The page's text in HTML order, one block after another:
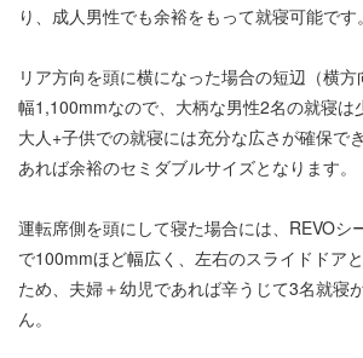
り、成人男性でも余裕をもって就寝可能です。
リア方向を頭に横になった場合の短辺（横方
幅1,100mmなので、大柄な男性2名の就寝は
大人+子供での就寝には充分な広さが確保で
あれば余裕のセミダブルサイズとなります。
運転席側を頭にして寝た場合には、REVOシ
で100mmほど幅広く、左右のスライドドア
ため、夫婦＋幼児であれば辛うじて3名就寝
ん。